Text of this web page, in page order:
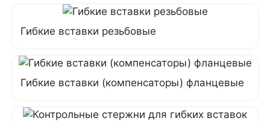
Гибкие вставки резьбовые
Гибкие вставки (компенсаторы) фланцевые